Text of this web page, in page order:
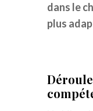
dans le
plus